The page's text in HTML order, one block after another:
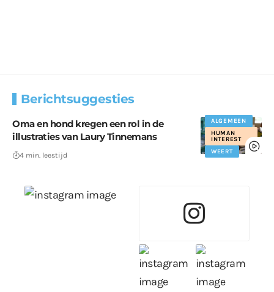
Berichtsuggesties
ALGEMEEN
HUMAN
INTEREST
WEERT
Oma en hond kregen een rol in de
illustraties van Laury Tinnemans
4 min. leestijd